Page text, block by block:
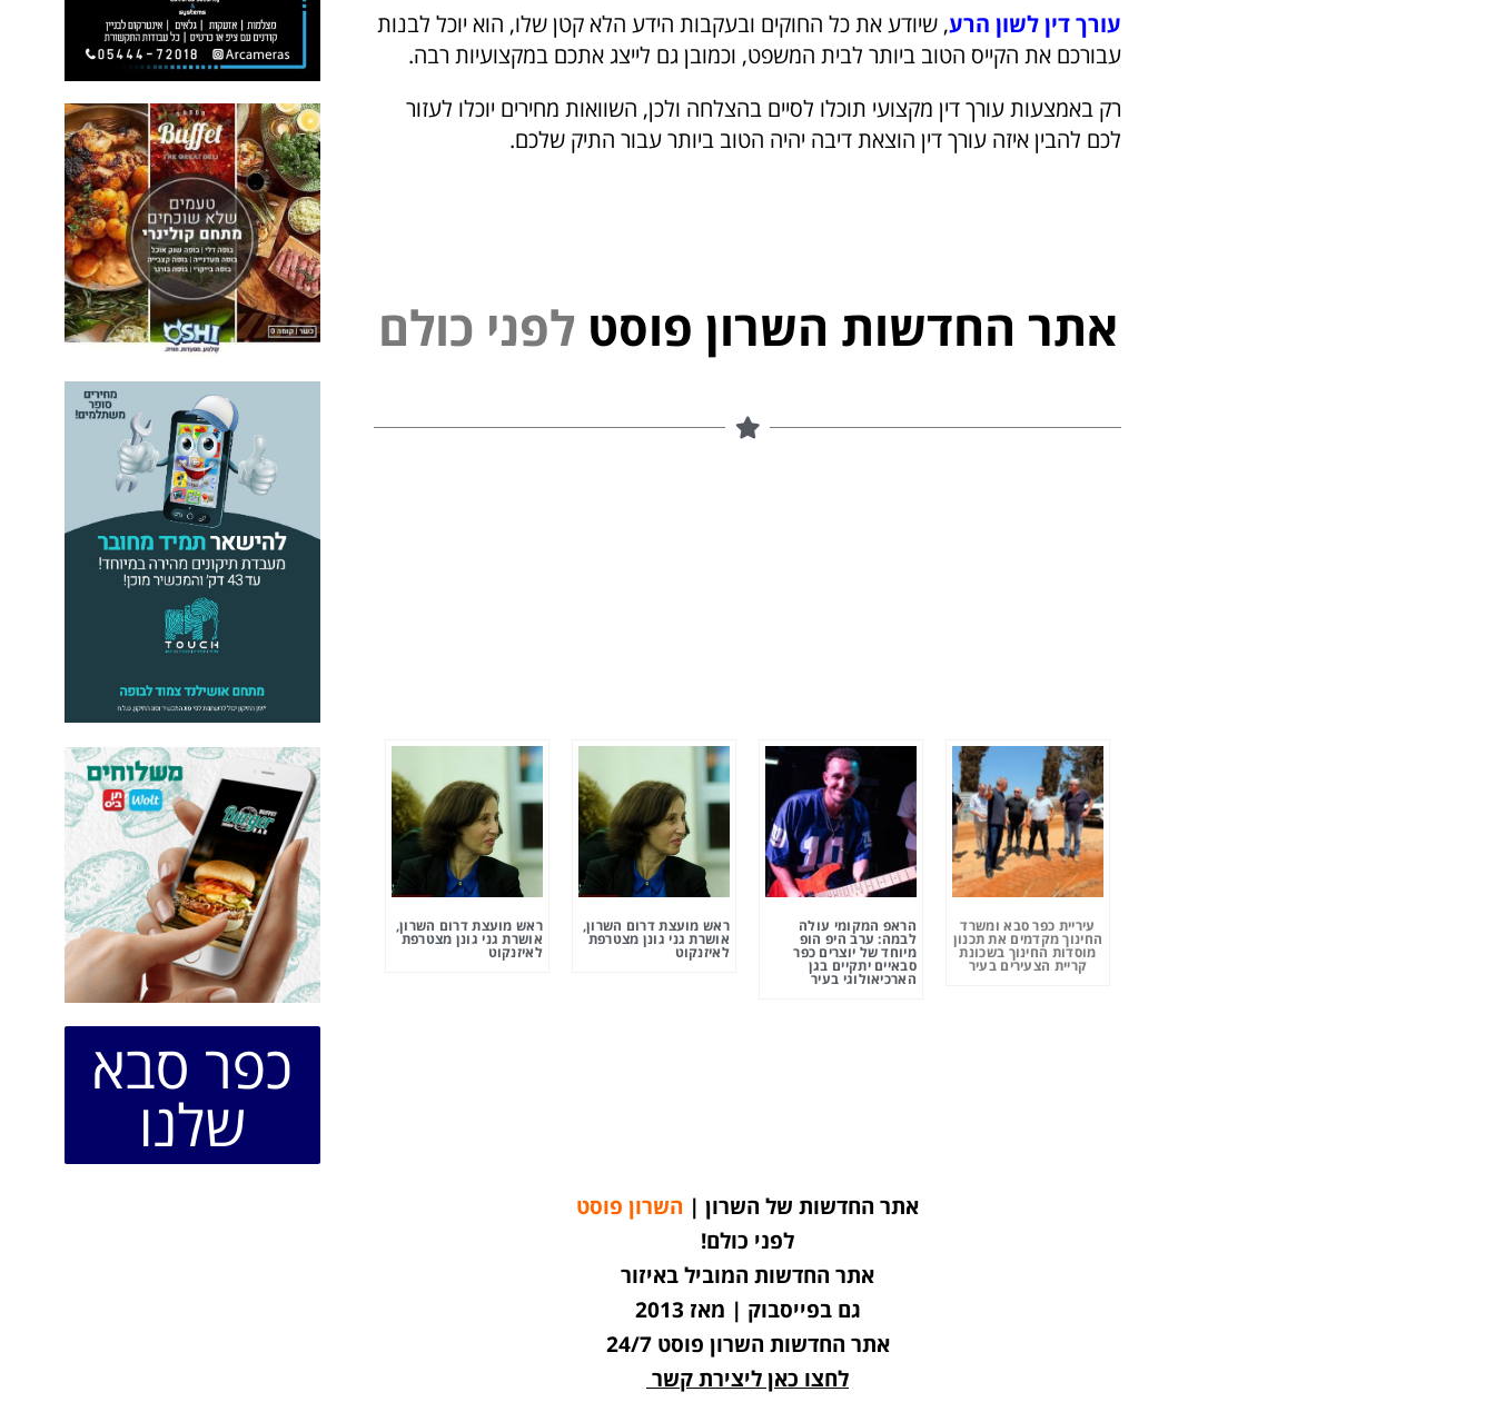
עורך דין לשון הרע, שיודע את כל החוקים ובעקבות הידע הלא קטן שלו, הוא יוכל לבנות
עבורכם את הקייס הטוב ביותר לבית המשפט, וכמובן גם לייצג אתכם במקצועיות רבה.
רק באמצעות עורך דין מקצועי תוכלו לסיים בהצלחה ולכן, השוואות מחירים יוכלו לעזור
לכם להבין איזה עורך דין הוצאת דיבה יהיה הטוב ביותר עבור התיק שלכם.
אתר החדשות השרון פוסט לפני כולם
עיריית כפר סבא ומשרד
החינוך מקדמים את תכנון
מוסדות החינוך בשכונת
קריית הצעירים בעיר
הראפ המקומי עולה
לבמה: ערב היפ הופ
מיוחד של יוצרים כפר
סבאיים יתקיים בגן
הארכיאולוגי בעיר
ראש מועצת דרום השרון,
אושרת גני גונן מצטרפת
לאיזנקוט
ראש מועצת דרום השרון,
אושרת גני גונן מצטרפת
לאיזנקוט
כפר סבא
שלנו
אתר החדשות של השרון | השרון פוסט
לפני כולם!
אתר החדשות המוביל באיזור
גם בפייסבוק | מאז 2013
אתר החדשות השרון פוסט 24/7
לחצו כאן ליצירת קשר